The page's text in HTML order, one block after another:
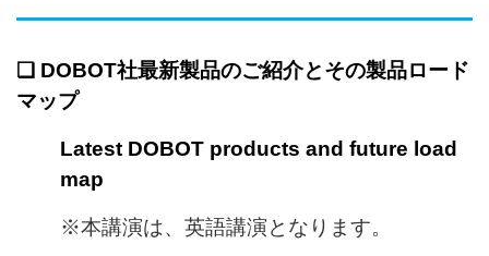
❏ DOBOT社最新製品のご紹介とその製品ロード
マップ
Latest DOBOT products and future load
map
※本講演は、英語講演となります。